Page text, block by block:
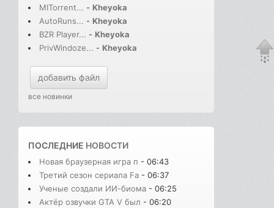
MITorrent... - Kheyoka
AutoRuns... - Kheyoka
BZR Player... - Kheyoka
PrivWindoze... - Kheyoka
добавить файл
все новинки
ПОСЛЕДНИЕ НОВОСТИ
Новая браузерная игра п - 06:43
Третий сезон сериала Fa - 06:37
Ученые создали ИИ-биома - 06:25
Актёр озвучки GTA V был - 06:20